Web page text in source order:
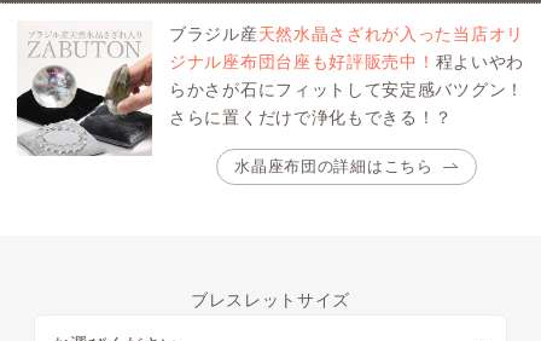
ブラジル産天然水晶さざれが入った当店オリ
ジナル座布団台座も好評販売中！ 程よいやわ
らかさが石にフィットして安定感バツグン！
さらに置くだけで浄化もできる！？
水晶座布団の詳細はこちら
ブレスレットサイズ